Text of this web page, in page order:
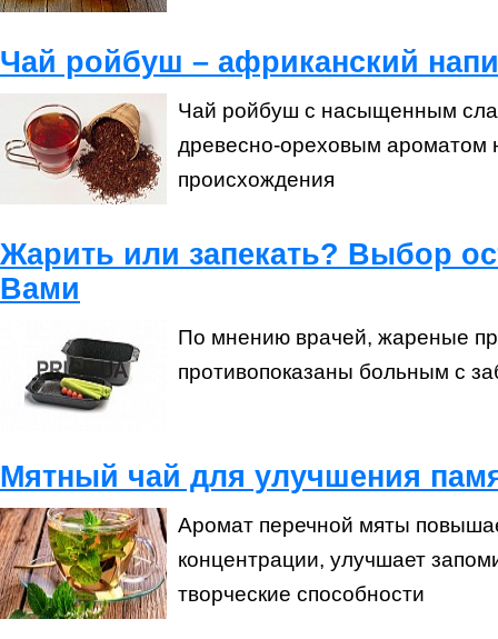
Чай ройбуш – африканский
Чай ройбуш с насыщенным
древесно-ореховым ароматом
происхождения
Жарить или запекать? Выбор
Вами
По мнению врачей, жареные
противопоказаны больным с
Мятный чай для улучшения
Аромат перечной мяты
концентрации, улучшает
творческие способности